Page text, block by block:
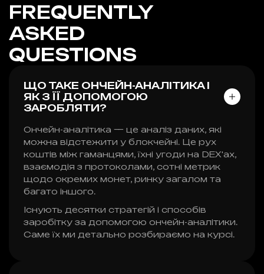
FREQUENTLY
ASKED
QUESTIONS
ЩО ТАКЕ ОНЧЕЙН-АНАЛІТИКА І
ЯК З ЇЇ ДОПОМОГОЮ
ЗАРОБЛЯТИ?
Ончейн-аналітика — це аналіз даних, які
можна відстежити у блокчейні. Це рух
коштів між гаманцями, їхні угоди на DEX'ах,
взаємодія з протоколами, сотні метрик
щодо окремих монет, ринку загалом та
багато іншого.
Існують десятки стратегій і способів
заробітку за допомогою ончейн-аналітики.
Саме їх ми детально розбираємо на курсі.